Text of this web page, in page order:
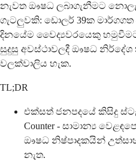
නැවත ඖෂධ ලබාගැනීමට
ගැටලුවකි: ඩොලර් 39ක
දිනයේම වෛද්‍යවරයෙකු
සුදුසු අවස්ථාවලදී ඖෂධ නිර්දේශ
වලක්වාලිය හැක.
TL;DR
එක්සත් ජනපදයේ කිසිදු
Counter - සාමාන්‍ය
ඖෂධ නිෂ්පාදකයින්
නැත.